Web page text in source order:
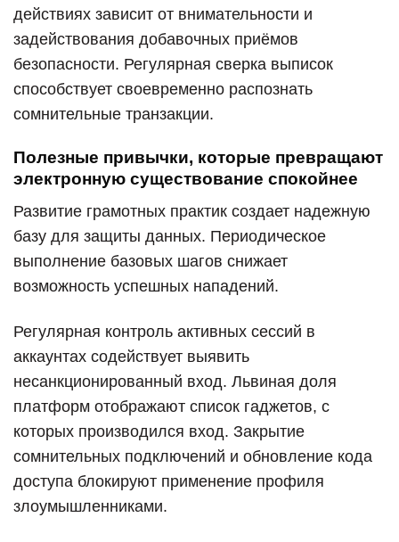
действиях зависит от внимательности и
задействования добавочных приёмов
безопасности. Регулярная сверка выписок
способствует своевременно распознать
сомнительные транзакции.
Полезные привычки, которые превращают
электронную существование спокойнее
Развитие грамотных практик создает надежную
базу для защиты данных. Периодическое
выполнение базовых шагов снижает
возможность успешных нападений.
Регулярная контроль активных сессий в
аккаунтах содействует выявить
несанкционированный вход. Львиная доля
платформ отображают список гаджетов, с
которых производился вход. Закрытие
сомнительных подключений и обновление кода
доступа блокируют применение профиля
злоумышленниками.